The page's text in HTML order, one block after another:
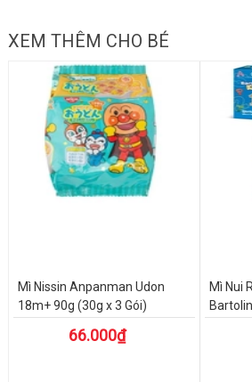
XEM THÊM CHO BÉ
Mì Nissin Anpanman Udon
18m+ 90g (30g x 3 Gói)
66.000₫
Mì Nui